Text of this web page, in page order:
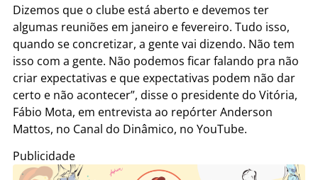
Dizemos que o clube está aberto e devemos ter
algumas reuniões em janeiro e fevereiro. Tudo isso,
quando se concretizar, a gente vai dizendo. Não tem
isso com a gente. Não podemos ficar falando pra não
criar expectativas e que expectativas podem não dar
certo e não acontecer”, disse o presidente do Vitória,
Fábio Mota, em entrevista ao repórter Anderson
Mattos, no Canal do Dinâmico, no YouTube.
Publicidade